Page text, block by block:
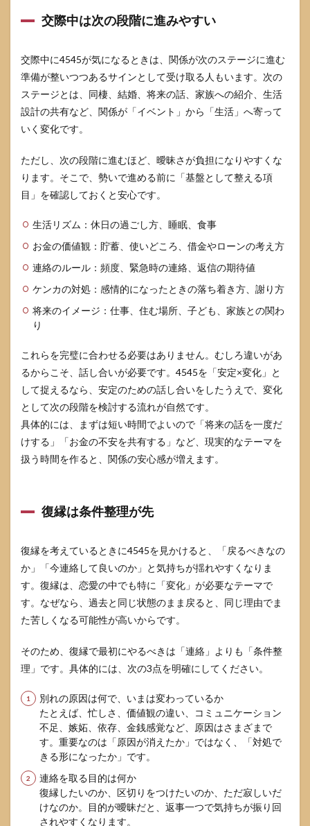
交際中は次の段階に進みやすい
交際中に4545が気になるときは、関係が次のステージに進む
準備が整いつつあるサインとして受け取る人もいます。次の
ステージとは、同棲、結婚、将来の話、家族への紹介、生活
設計の共有など、関係が「イベント」から「生活」へ寄って
いく変化です。
ただし、次の段階に進むほど、曖昧さが負担になりやすくな
ります。そこで、勢いで進める前に「基盤として整える項
目」を確認しておくと安心です。
生活リズム：休日の過ごし方、睡眠、食事
お金の価値観：貯蓄、使いどころ、借金やローンの考え方
連絡のルール：頻度、緊急時の連絡、返信の期待値
ケンカの対処：感情的になったときの落ち着き方、謝り方
将来のイメージ：仕事、住む場所、子ども、家族との関わ
り
これらを完璧に合わせる必要はありません。むしろ違いがあ
るからこそ、話し合いが必要です。4545を「安定×変化」と
して捉えるなら、安定のための話し合いをしたうえで、変化
として次の段階を検討する流れが自然です。
具体的には、まずは短い時間でよいので「将来の話を一度だ
けする」「お金の不安を共有する」など、現実的なテーマを
扱う時間を作ると、関係の安心感が増えます。
復縁は条件整理が先
復縁を考えているときに4545を見かけると、「戻るべきなの
か」「今連絡して良いのか」と気持ちが揺れやすくなりま
す。復縁は、恋愛の中でも特に「変化」が必要なテーマで
す。なぜなら、過去と同じ状態のまま戻ると、同じ理由でま
た苦しくなる可能性が高いからです。
そのため、復縁で最初にやるべきは「連絡」よりも「条件整
理」です。具体的には、次の3点を明確にしてください。
別れの原因は何で、いまは変わっているか
たとえば、忙しさ、価値観の違い、コミュニケーション
不足、嫉妬、依存、金銭感覚など、原因はさまざまで
す。重要なのは「原因が消えたか」ではなく、「対処で
きる形になったか」です。
連絡を取る目的は何か
復縁したいのか、区切りをつけたいのか、ただ寂しいだ
けなのか。目的が曖昧だと、返事一つで気持ちが振り回
されやすくなります。